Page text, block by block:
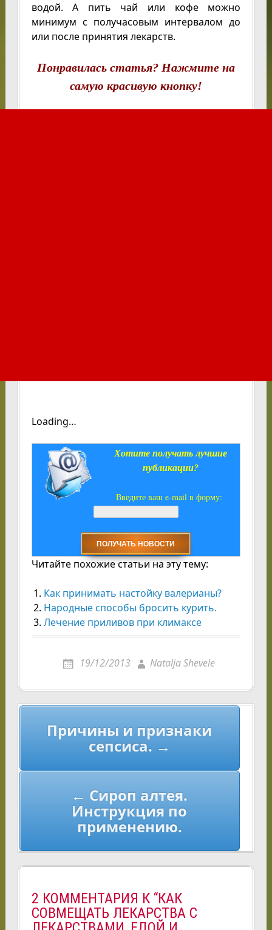
водой. А пить чай или кофе можно
минимум с получасовым интервалом до
или после принятия лекарств.
Понравилась статья? Нажмите на
самую красивую кнопку!
Loading…
Хотите получать лучшие
публикации?
Введите ваш e-mail в форму:
Читайте похожие статьи на эту тему:
Как принимать настойку валерианы?
Народные способы бросить курить.
Лечение приливов при климаксе
19/12/2013 Natalja Shevele
Навигация
Причины и признаки
сепсиса. →
← Сироп алтея.
Инструкция по
применению.
2 КОММЕНТАРИЯ К “КАК
СОВМЕЩАТЬ ЛЕКАРСТВА С